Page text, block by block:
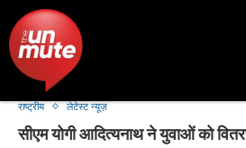
राष्ट्रीय लेटेस्ट न्यूज़
सीएम योगी आदित्यनाथ ने युवाओं को